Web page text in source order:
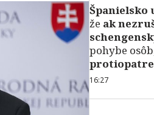
Španielsko
že ak
pohybe
16:27